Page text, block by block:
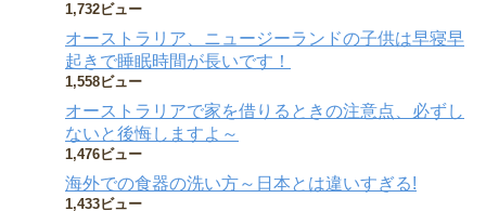
1,732ビュー
オーストラリア、ニュージーランドの子供は早寝早
起きで睡眠時間が長いです！
1,558ビュー
オーストラリアで家を借りるときの注意点、必ずし
ないと後悔しますよ～
1,476ビュー
海外での食器の洗い方～日本とは違いすぎる!
1,433ビュー